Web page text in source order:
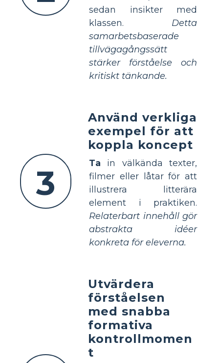
sedan insikter med
klassen. Detta
samarbetsbaserade
tillvägagångssätt
stärker förståelse och
kritiskt tänkande.
3
Använd verkliga
exempel för att
koppla koncept
Ta in välkända texter,
filmer eller låtar för att
illustrera litterära
element i praktiken.
Relaterbart innehåll gör
abstrakta idéer
konkreta för eleverna.
Utvärdera
förståelsen
med snabba
formativa
kontrollmomen
t